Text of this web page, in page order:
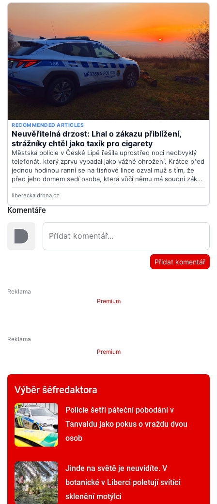
Komentáře
Přidat komentář
Premium
Premium
Výběr šéfredaktora
Policie šetří páteční pobodání v
Tanvaldu jako pokus o vraždu dvou
osob
Jinde na světě je neuvidíte. V
botanické v Liberci poletují svítící
sklenění motýlci